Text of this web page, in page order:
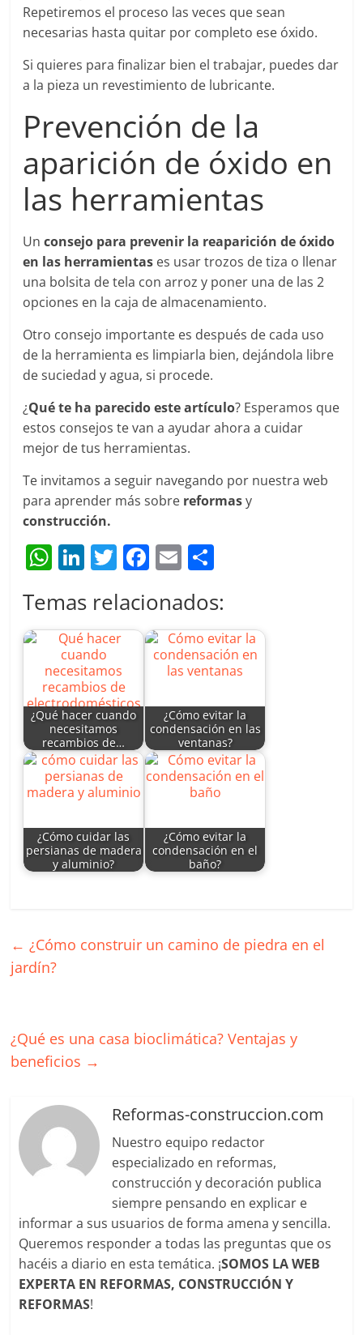
Repetiremos el proceso las veces que sean
necesarias hasta quitar por completo ese óxido.
Si quieres para finalizar bien el trabajar, puedes dar
a la pieza un revestimiento de lubricante.
Prevención de la
aparición de óxido en
las herramientas
Unconsejo para prevenir la reaparición de óxido
en las herramientas es usar trozos de tiza o llenar
una bolsita de tela con arroz y poner una de las 2
opciones en la caja de almacenamiento.
Otro consejo importante es después de cada uso
de la herramienta es limpiarla bien, dejándola libre
de suciedad y agua, si procede.
¿Qué te ha parecido este artículo? Esperamos que
estos consejos te van a ayudar ahora a cuidar
mejor de tus herramientas.
Te invitamos a seguir navegando por nuestra web
para aprender más sobre reformasy
construcción.
W
at
s
A
p
p
Li
k
e
dI
n
T
itt
er
F
c
e
b
o
k
E
ai
l
m
p
ar
tir
Temas relacionados:
¿Qué hacer cuando
necesitamos
recambios de…
¿Cómo evitar la
condensación en las
ventanas?
¿Cómo cuidar las
persianas de madera
y aluminio?
¿Cómo evitar la
condensación en el
baño?
← ¿Cómo construir un camino de piedra en el
jardín?
¿Qué es una casa bioclimática? Ventajas y
beneficios →
Reformas-construccion.com
Nuestro equipo redactor
especializado en reformas,
construcción y decoración publica
siempre pensando en explicar e
informar a sus usuarios de forma amena y sencilla.
Queremos responder a todas las preguntas que os
hacéis a diario en esta temática. ¡SOMOS LA WEB
EXPERTA EN REFORMAS, CONSTRUCCIÓN Y
REFORMAS!